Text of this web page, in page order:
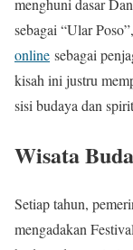
sebagai “Ular
online sebagai
kisah ini justru
sisi budaya dan
Wisata
Setiap tahun,
mengadakan